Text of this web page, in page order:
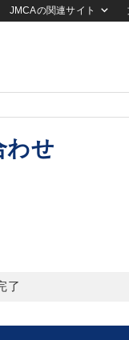
JMCAの関連サイト
わせ
了